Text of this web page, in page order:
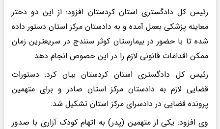
رئیس کل دادگستری استان کردستان افزود: از این دو دختر
معاینه پزشکی بعمل آمده و به دادستان مرکز استان دستور داده
شده تا با حضور در بیمارستان کوثر سنندج در سریعترین زمان
ممکن اقدامات قانونی لازم را در این خصوص انجام دهد.
رئیس کل دادگستری استان کردستان بیان کرد: دستورات
قضایی لازم به دادستان مرکز استان صادر و برای متهمین
پرونده قضایی در دادسرای مرکز استان تشکیل شد.
وی افزود: یکی از متهمین (پدر) به اتهام کودک آزاری با صدور